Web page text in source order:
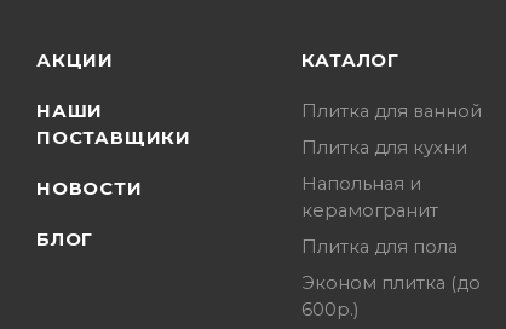
АКЦИИ
НАШИ
ПОСТАВЩИКИ
НОВОСТИ
БЛОГ
КАТАЛОГ
Плитка для ванной
Плитка для кухни
Напольная и
керамогранит
Плитка для пола
Эконом плитка (до
600р.)